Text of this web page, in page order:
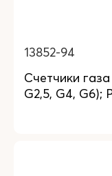
13852-94
Счетчики
G2,5, G4, G6);